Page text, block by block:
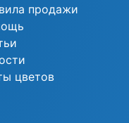
продажи
цветов